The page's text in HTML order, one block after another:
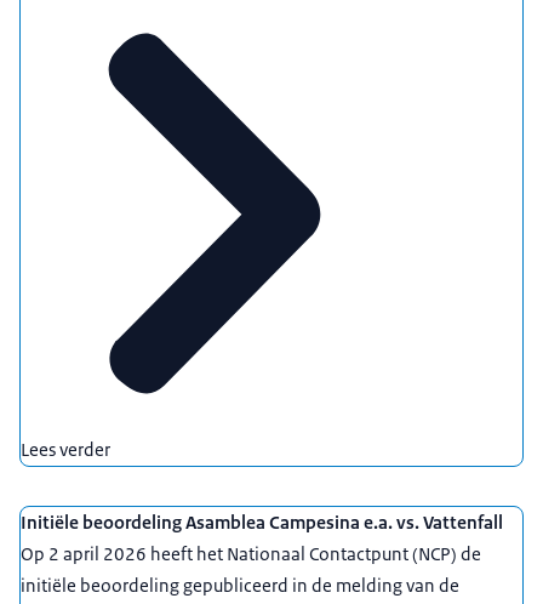
Lees verder
Initiële beoordeling Asamblea Campesina e.a. vs. Vattenfall
Op 2 april 2026 heeft het Nationaal Contactpunt (NCP) de
initiële beoordeling gepubliceerd in de melding van de